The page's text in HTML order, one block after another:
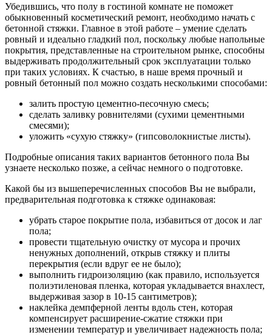
Убедившись, что полу в гостиной комнате не поможет
обыкновенный косметический ремонт, необходимо начать с
бетонной стяжки. Главное в этой работе – умение сделать
ровный и идеально гладкий пол, поскольку любые напольные
покрытия, представленные на строительном рынке, способны
выдерживать продолжительный срок эксплуатации только
при таких условиях. К счастью, в наше время прочный и
ровный бетонный пол можно создать несколькими способами:
залить простую цементно-песочную смесь;
сделать заливку ровнителями (сухими цементными
смесями);
уложить «сухую стяжку» (гипсоволокнистые листы).
Подробные описания таких вариантов бетонного пола Вы
узнаете несколько позже, а сейчас немного о подготовке.
Какой бы из вышеперечисленных способов Вы не выбрали,
предварительная подготовка к стяжке одинаковая:
убрать старое покрытие пола, избавиться от досок и лаг
пола;
провести тщательную очистку от мусора и прочих
ненужных дополнений, открыв стяжку и плиты
перекрытия (если вдруг ее не было);
выполнить гидроизоляцию (как правило, используется
полиэтиленовая пленка, которая укладывается внахлест,
выдерживая зазор в 10-15 сантиметров);
наклейка демпферной ленты вдоль стен, которая
компенсирует расширение-сжатие стяжки при
изменении температур и увеличивает надежность пола;